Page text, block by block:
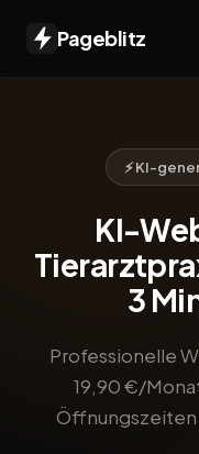
Pageblitz
⚡ KI-
KI-
3
Professionelle
19,90 €/